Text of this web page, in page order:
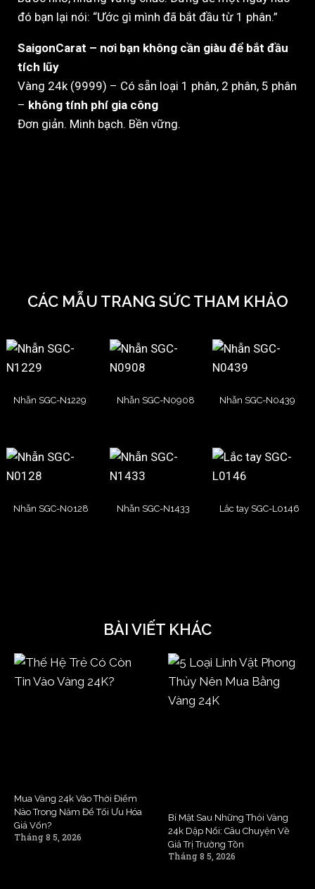
đó bạn lại nói: “Ước gì mình đã bắt đầu từ 1 phân.”
SaigonCarat – nơi bạn không cần giàu để bắt đầu
tích lũy
Vàng 24k (9999) – Có sẵn loại 1 phân, 2 phân, 5 phân
– không tính phí gia công
Đơn giản. Minh bạch. Bền vững.
CÁC MẪU TRANG SỨC THAM KHẢO
Nhẫn SGC-N1229 Nhẫn SGC-N0908 Nhẫn SGC-N0439
Nhẫn SGC-N0128 Nhẫn SGC-N1433 Lắc tay SGC-L0146
BÀI VIẾT KHÁC
Mua Vàng 24k Vào Thời Điểm
Nào Trong Năm Để Tối Ưu Hóa
Giá Vốn?
Tháng 8 5, 2026
Bí Mật Sau Những Thỏi Vàng
24k Dập Nổi: Câu Chuyện Về
Giá Trị Trường Tồn
Tháng 8 5, 2026